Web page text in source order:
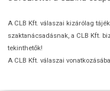
A CLB Kft. válaszai kizárólag
szaktanácsadásnak, a CLB Kft.
tekinthetők!
A CLB Kft. válaszai